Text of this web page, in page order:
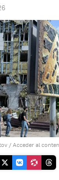
/ Acceder al